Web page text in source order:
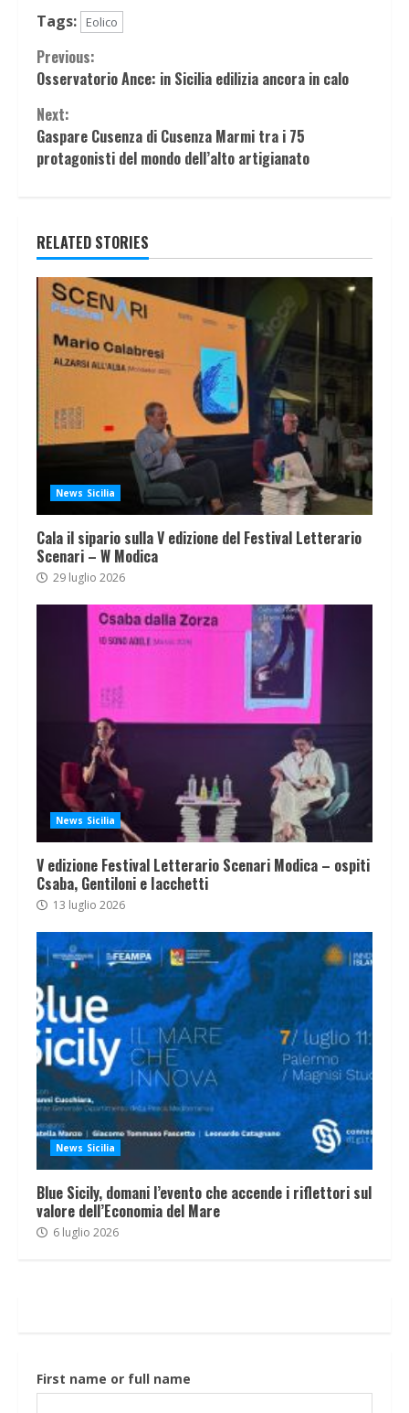
Tags: Eolico
Continue
Reading
Previous:
Osservatorio Ance: in Sicilia edilizia ancora in calo
Next:
Gaspare Cusenza di Cusenza Marmi tra i 75
protagonisti del mondo dell’alto artigianato
RELATED STORIES
News Sicilia
Cala il sipario sulla V edizione del Festival Letterario
Scenari – W Modica
29 luglio 2026
News Sicilia
V edizione Festival Letterario Scenari Modica – ospiti
Csaba, Gentiloni e Iacchetti
13 luglio 2026
News Sicilia
Blue Sicily, domani l’evento che accende i riflettori sul
valore dell’Economia del Mare
6 luglio 2026
First name or full name